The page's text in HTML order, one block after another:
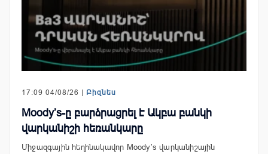
17:09 04/08/26 | Բիզնես
Moody’s-ը բարձրացրել է Ակբա բանկի
վարկանիշի հեռանկարը
Միջազգային հեղինակավոր Moody’s վարկանիշային